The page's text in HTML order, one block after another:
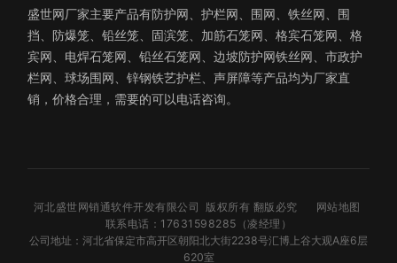
盛世网厂家主要产品有防护网、护栏网、围网、铁丝网、围
挡、防爆笼、铅丝笼、固滨笼、加筋石笼网、格宾石笼网、格
宾网、电焊石笼网、铅丝石笼网、边坡防护网铁丝网、市政护
栏网、球场围网、锌钢铁艺护栏、声屏障等产品均为厂家直
销，价格合理，需要的可以电话咨询。
河北盛世网销通软件开发有限公司 版权所有 翻版必究 网站地图
联系电话：17631598285（凌经理）
公司地址：河北省保定市高开区朝阳北大街2238号汇博上谷大观A座6层
620室